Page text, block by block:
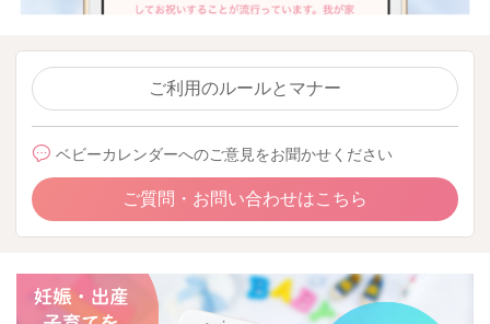
ご利用のルールとマナー
ベビーカレンダーへのご意見をお聞かせください
ご質問・お問い合わせはこちら